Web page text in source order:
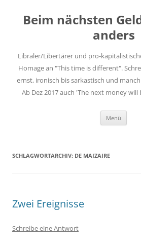
springen
Beim nächsten
anders
Libraler/Libertärer und pro-
Homage an "This time is different".
ernst, ironisch bis sarkastisch und
Ab Dez 2017 auch 'The next money
Menü
SCHLAGWORTARCHIV: DE MAIZAIRE
Zwei Ereignisse
Schreibe eine Antwort